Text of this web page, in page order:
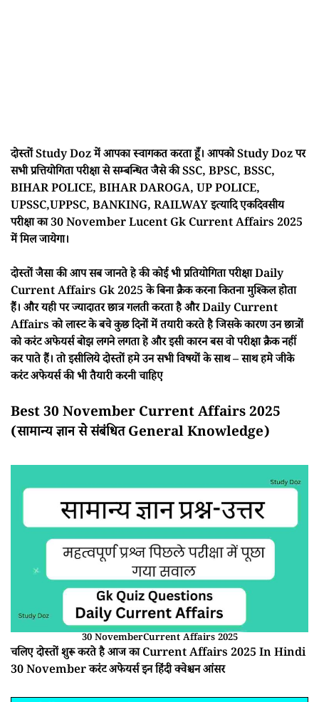
दोस्तों Study Doz में आपका स्वागकत करता हूँ। आपको Study Doz पर
सभी प्रत्तियोगिता परीक्षा से सम्बन्धित जैसे की SSC, BPSC, BSSC,
BIHAR POLICE, BIHAR DAROGA, UP POLICE,
UPSSC,UPPSC, BANKING, RAILWAY इत्यादि एकदिवसीय
परीक्षा का 30 November Lucent Gk Current Affairs 2025
में मिल जायेगा।
दोस्तों जैसा की आप सब जानते हे की कोई भी प्रतियोगिता परीक्षा Daily
Current Affairs Gk 2025 के बिना क्रैक करना कितना मुश्किल होता
हैं। और यही पर ज्यादातर छात्र गलती करता है और Daily Current
Affairs को लास्ट के बचे कुछ दिनों में तयारी करते है जिसके कारण उन छात्रों
को करंट अफेयर्स बोझ लगने लगता हे और इसी कारन बस वो परीक्षा क्रैक नहीं
कर पाते हैं। तो इसीलिये दोस्तों हमे उन सभी विषयों के साथ – साथ हमे जीके
करंट अफेयर्स की भी तैयारी करनी चाहिए
Best 30 November Current Affairs 2025
(सामान्य ज्ञान से संबंधित General Knowledge)
30 NovemberCurrent Affairs 2025
चलिए दोस्तों शुरू करते है आज का Current Affairs 2025 In Hindi
30 November करंट अफेयर्स इन हिंदी क्वेश्चन आंसर